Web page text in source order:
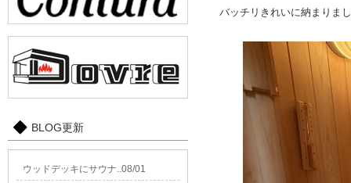
バッチリきれいに納まりま
BLOG更新
ウッドデッキにサウナ..08/01